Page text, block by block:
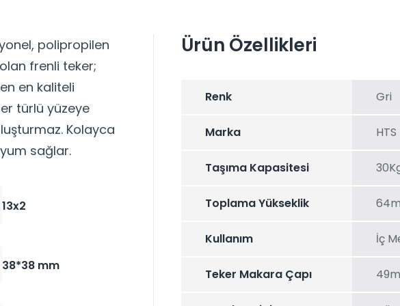
polipropilen
frenli teker;
en kaliteli
türlü yüzeye
Kolayca
sağlar.
13x2
38*38 mm
Ürün Özellikleri
Renk Gri
Marka HTS
Taşıma Kapasitesi
Toplama Yükseklik
Kullanım İç
Teker Makara Çapı